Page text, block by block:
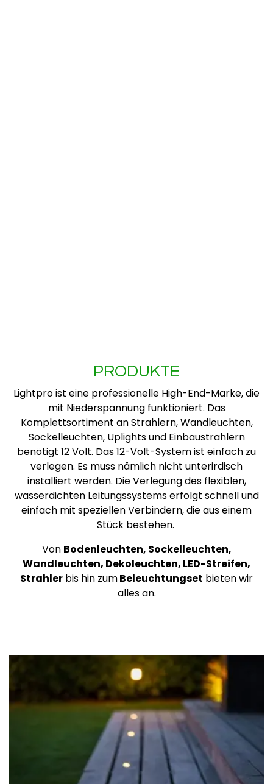
PRODUKTE
Lightpro ist eine professionelle High-End-Marke, die
mit Niederspannung funktioniert. Das
Komplettsortiment an Strahlern, Wandleuchten,
Sockelleuchten, Uplights und Einbaustrahlern
benötigt 12 Volt. Das 12-Volt-System ist einfach zu
verlegen. Es muss nämlich nicht unterirdisch
installiert werden. Die Verlegung des flexiblen,
wasserdichten Leitungssystems erfolgt schnell und
einfach mit speziellen Verbindern, die aus einem
Stück bestehen.
Von Bodenleuchten, Sockelleuchten,
Wandleuchten, Dekoleuchten, LED-Streifen,
Strahler bis hin zumBeleuchtungset bieten wir
alles an.